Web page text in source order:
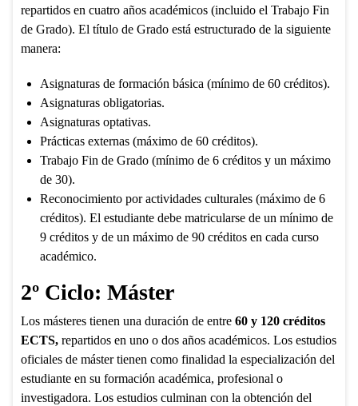
repartidos en cuatro años académicos (incluido el Trabajo Fin
de Grado). El título de Grado está estructurado de la siguiente
manera:
Asignaturas de formación básica (mínimo de 60 créditos).
Asignaturas obligatorias.
Asignaturas optativas.
Prácticas externas (máximo de 60 créditos).
Trabajo Fin de Grado (mínimo de 6 créditos y un máximo
de 30).
Reconocimiento por actividades culturales (máximo de 6
créditos). El estudiante debe matricularse de un mínimo de
9 créditos y de un máximo de 90 créditos en cada curso
académico.
2º Ciclo: Máster
Los másteres tienen una duración de entre60 y 120 créditos
ECTS,repartidos en uno o dos años académicos. Los estudios
oficiales de máster tienen como finalidad la especialización del
estudiante en su formación académica, profesional o
investigadora. Los estudios culminan con la obtención del